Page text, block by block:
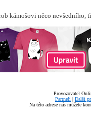
kámošovi něco nevšedního,
Provozovatel
Partneři | Další
Na této adrese nás můžete